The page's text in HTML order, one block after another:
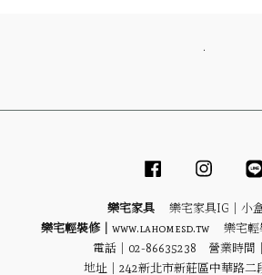
．
Facebook
樂宅家具 樂宅家具IG｜ 小
樂宅輕裝修｜ www.lahomesd.tw 樂宅輕
電話｜02-86635238 營業時間
地址｜ 242新北市新莊區中華路二